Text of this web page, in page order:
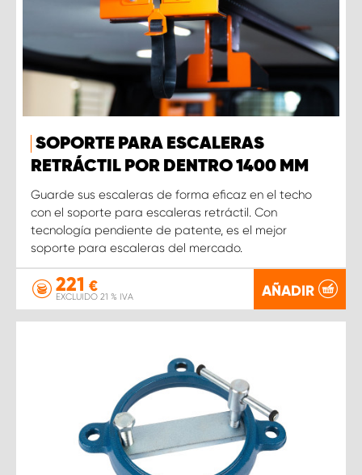
SOPORTE PARA ESCALERAS
RETRÁCTIL POR DENTRO 1400 MM
Guarde sus escaleras de forma eficaz en el techo
con el soporte para escaleras retráctil. Con
tecnología pendiente de patente, es el mejor
soporte para escaleras del mercado.
221 €
EXCLUIDO 21 % IVA AÑADIR